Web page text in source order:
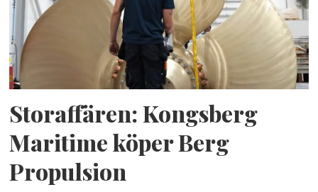
Storaffären: Kongsberg
Maritime köper Berg
Propulsion